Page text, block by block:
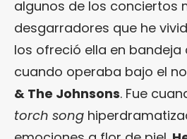
algunos de los conciertos
desgarradores que he
los ofreció ella en bandeja
cuando operaba bajo el
& The Johnsons. Fue
torch song